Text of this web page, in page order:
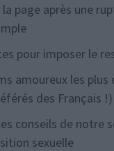
page après une
pour imposer le
amoureux les plus
des Français !)
conseils de notre
sexuelle